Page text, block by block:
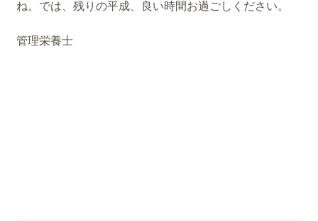
ね。では、残りの平成、良い時間お過ごしください。
管理栄養士